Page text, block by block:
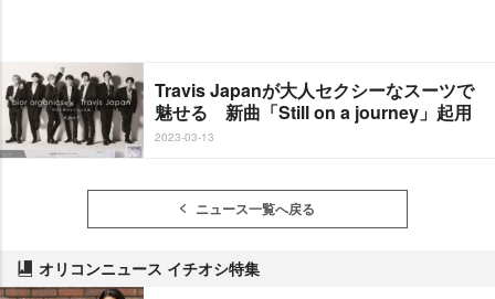
Travis Japanが大人セクシーなスーツで
魅せる 新曲「Still on a journey」起用
2023-03-13
ニュース一覧へ戻る
オリコンニュース イチオシ特集